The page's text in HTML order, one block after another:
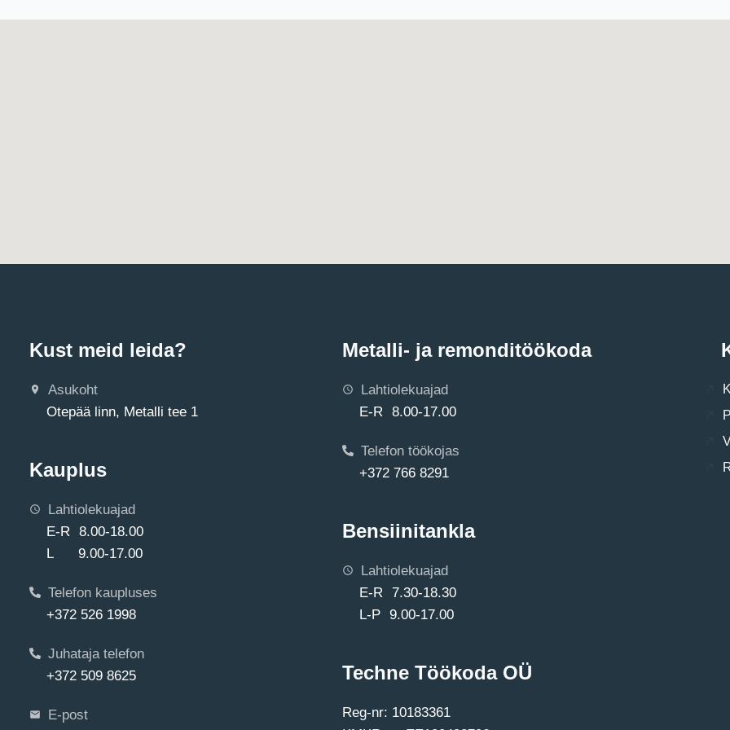
Kust meid leida?
Asukoht
Otepää linn, Metalli tee 1
Kauplus
Lahtiolekuajad
E-R 8.00-18.00
L 9.00-17.00
Telefon kaupluses
+372 526 1998
Juhataja telefon
+372 509 8625
E-post
Metalli- ja remonditöökoda
Lahtiolekuajad
E-R 8.00-17.00
Telefon töökojas
+372 766 8291
Bensiinitankla
Lahtiolekuajad
E-R 7.30-18.30
L-P 9.00-17.00
Techne Töökoda OÜ
Reg-nr: 10183361